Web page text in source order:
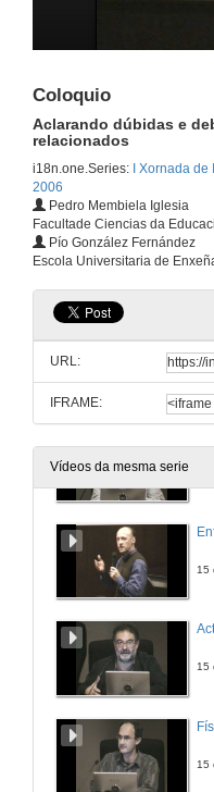
Coloquio
Aclarando dúbidas e
relacionados
i18n.one.Series:
I Xornada
2006
Pedro Membiela Iglesia
Facultade Ciencias da
Pío González Fernández
Escola Universitaria de
URL:
IFRAME:
Vídeos da mesma serie
15
15
15
15